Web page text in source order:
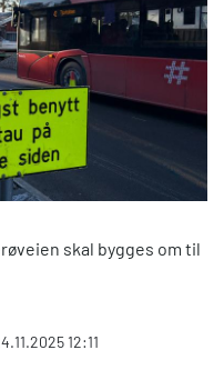
skal bygges om til
12:11